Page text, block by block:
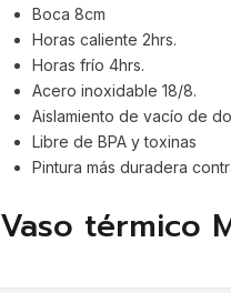
Boca 8cm
Horas caliente 2hrs.
Horas frío 4hrs.
Acero inoxidable 18/8.
Aislamiento de vacío de
Libre de BPA y toxinas
Pintura más duradera
Vaso térmico